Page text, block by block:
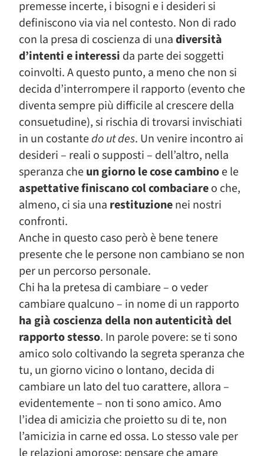
premesse incerte, i bisogni e i desideri si
definiscono via via nel contesto. Non di rado
con la presa di coscienza di unadiversità
d’intenti e interessi da parte dei soggetti
coinvolti. A questo punto, a meno che non si
decida d’interrompere il rapporto (evento che
diventa sempre più difficile al crescere della
consuetudine), si rischia di trovarsi invischiati
in un costantedo ut des. Un venire incontro ai
desideri – reali o supposti – dell’altro, nella
speranza cheun giorno le cose cambinoe le
aspettative finiscano col combaciareo che,
almeno, ci sia una restituzionenei nostri
confronti.
Anche in questo caso però è bene tenere
presente che le persone non cambiano se non
per un percorso personale.
Chi ha la pretesa di cambiare – o veder
cambiare qualcuno – in nome di un rapporto
ha già coscienza della non autenticità del
rapporto stesso. In parole povere: se ti sono
amico solo coltivando la segreta speranza che
tu, un giorno vicino o lontano, decida di
cambiare un lato del tuo carattere, allora –
evidentemente – non ti sono amico. Amo
l’idea di amicizia che proietto su di te, non
l’amicizia in carne ed ossa. Lo stesso vale per